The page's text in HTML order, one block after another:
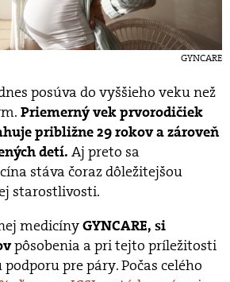
GYNCARE
posúva do vyššieho veku než
Priemerný vek prvorodičiek
približne 29 rokov a zároveň
detí. Aj preto sa
stáva čoraz dôležitejšou
starostlivosti.
medicínyGYNCARE, si
pôsobenia a pri tejto príležitosti
pre páry. Počas celého